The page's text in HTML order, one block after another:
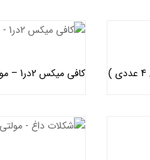
کافی میکس 2در1 – مولتی کافه ( کارتن 4 عددی )